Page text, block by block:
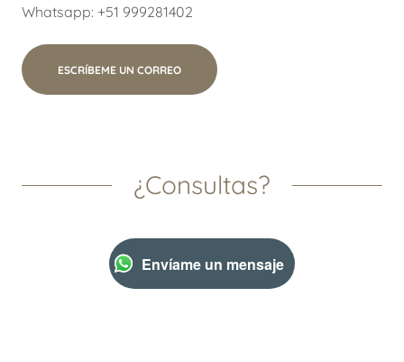
Whatsapp: +51 999281402
ESCRÍBEME UN CORREO
¿Consultas?
Envíame un mensaje